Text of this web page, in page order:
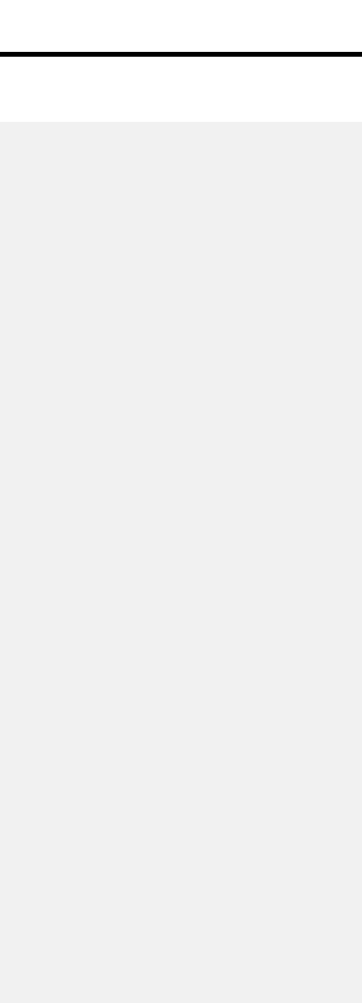
het